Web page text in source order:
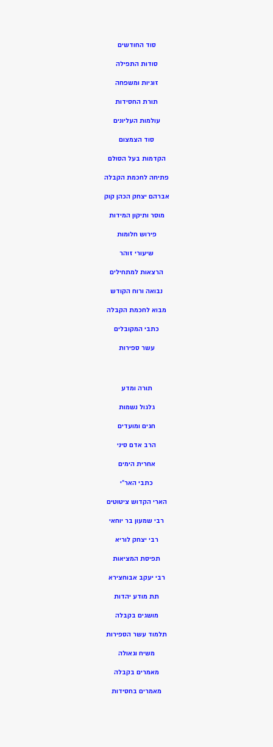
סוד החודשים
סודות התפילה
זוגיות ומשפחה
תורת החסידות
עולמות העליונים
סוד הצמצום
הקדמות בעל הסולם
פתיחה לחכמת הקבלה
אברהם יצחק הכהן קוק
מוסר ותיקון המידות
פירוש חלומות
שיעורי זוהר
הרצאות למתחילים
נבואה ורוח הקודש
מבוא לחכמת הקבלה
כתבי המקובלים
עשר ספירות
תורה ומדע
גלגול נשמות
חגים ומועדים
הרב אדם סיני
אחרית הימים
כתבי האר”י
הארי הקדוש ציטוטים
רבי שמעון בר יוחאי
רבי יצחק לוריא
תפיסת המציאות
רבי יעקב אבוחצירא
תת מודע יהדות
מושגים בקבלה
תלמוד עשר הספירות
משיח וגאולה
מאמרים בקבלה
מאמרים בחסידות